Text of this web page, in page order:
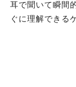
耳で聞いて瞬間
ぐに理解できる